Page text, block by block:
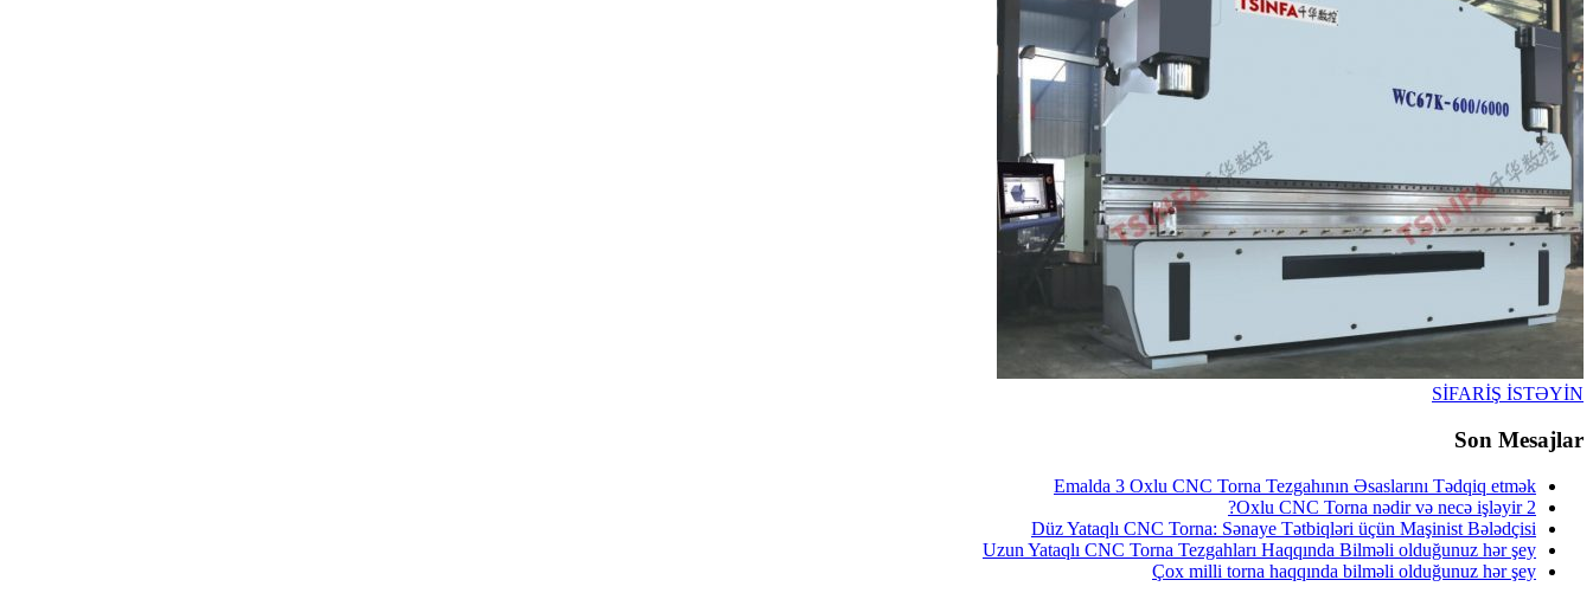
SİFARİŞ İSTƏYİN
Son Mesajlar
Emalda 3 Oxlu CNC Torna Tezgahının Əsaslarını Tədqiq etmək
2 Oxlu CNC Torna nədir və necə işləyir?
Düz Yataqlı CNC Torna: Sənaye Tətbiqləri üçün Maşinist Bələdçisi
Uzun Yataqlı CNC Torna Tezgahları Haqqında Bilməli olduğunuz hər şey
Çox milli torna haqqında bilməli olduğunuz hər şey